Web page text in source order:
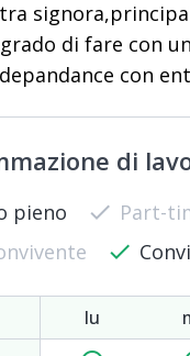
di fare con
con
di
pieno check Part-
check
lu